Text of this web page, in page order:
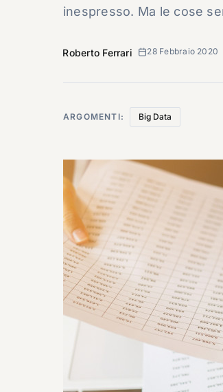
inespresso. Ma le cose
Roberto Ferrari 28 Febbraio 2020
ARGOMENTI: Big Data